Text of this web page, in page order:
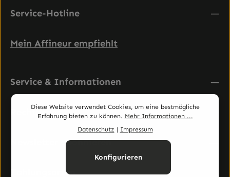
Service-Hotline
Mein Affineur empfiehlt
Service & Informationen
Rechtliches
Newsletter abonnieren
Zahlungsarten
Diese Website verwendet Cookies, um eine bestmögliche
Erfahrung bieten zu können. Mehr Informationen ...
Datenschutz | Impressum
Konfigurieren